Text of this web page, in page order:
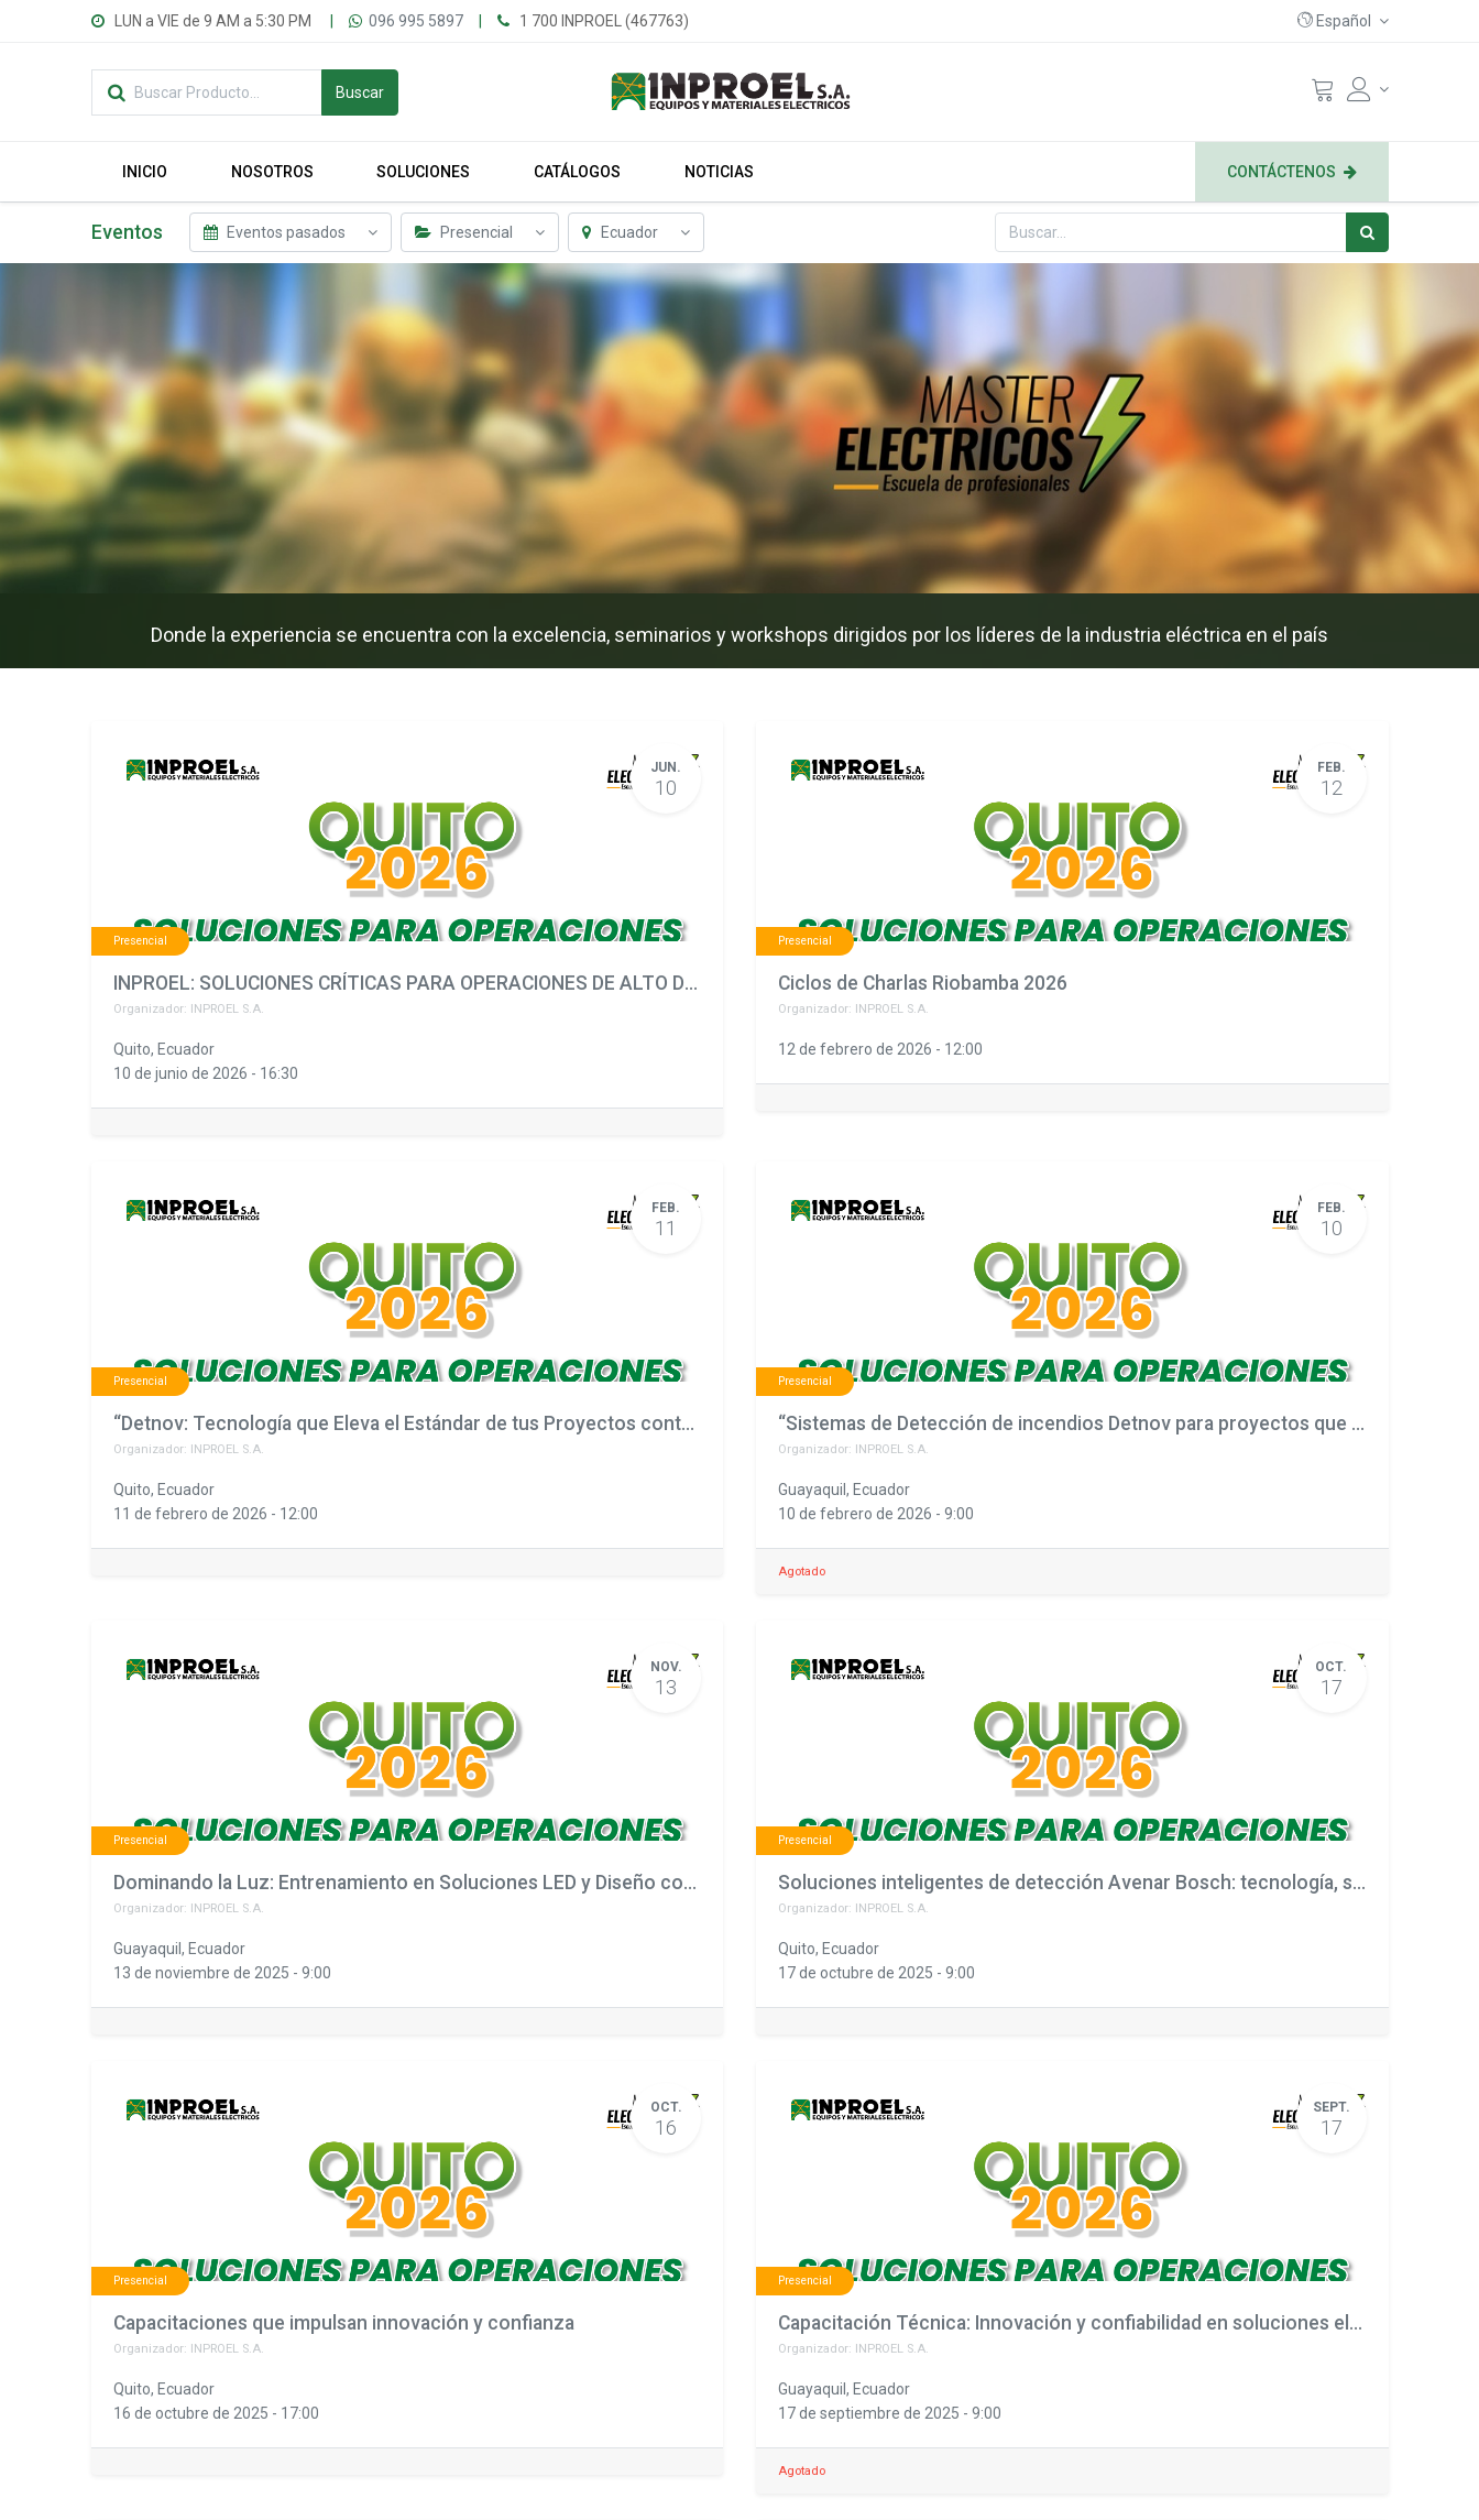
LUN a VIE de 9 AM a 5:30 PM 096 995 5897 1 700 INPROEL (467763) Español
Buscar
INICIO NOSOTROS SOLUCIONES CATÁLOGOS NOTICIAS CONTÁCTENOS
Eventos Eventos pasados Presencial Ecuador
Donde la experiencia se encuentra con la excelencia, seminarios y workshops dirigidos por los líderes de la industria eléctrica en el país
JUN.
10
Presencial
INPROEL: SOLUCIONES CRÍTICAS PARA OPERACIONES DE ALTO DESEMPEÑO
Organizador: INPROEL S.A.
Quito, Ecuador
10 de junio de 2026 - 16:30
FEB.
12
Presencial
Ciclos de Charlas Riobamba 2026
Organizador: INPROEL S.A.
12 de febrero de 2026 - 12:00
FEB.
11
Presencial
“Detnov: Tecnología que Eleva el Estándar de tus Proyectos contra Incendios”QUITO
Organizador: INPROEL S.A.
Quito, Ecuador
11 de febrero de 2026 - 12:00
FEB.
10
Presencial
“Sistemas de Detección de incendios Detnov para proyectos que no pueden fallar" GYE
Organizador: INPROEL S.A.
Guayaquil, Ecuador
10 de febrero de 2026 - 9:00
Agotado
NOV.
13
Presencial
Dominando la Luz: Entrenamiento en Soluciones LED y Diseño con Color Kinetics
Organizador: INPROEL S.A.
Guayaquil, Ecuador
13 de noviembre de 2025 - 9:00
OCT.
17
Presencial
Soluciones inteligentes de detección Avenar Bosch: tecnología, seguridad y precisión para cada proyecto
Organizador: INPROEL S.A.
Quito, Ecuador
17 de octubre de 2025 - 9:00
OCT.
16
Presencial
Capacitaciones que impulsan innovación y confianza
Organizador: INPROEL S.A.
Quito, Ecuador
16 de octubre de 2025 - 17:00
SEPT.
17
Presencial
Capacitación Técnica: Innovación y confiabilidad en soluciones eléctricas
Organizador: INPROEL S.A.
Guayaquil, Ecuador
17 de septiembre de 2025 - 9:00
Agotado